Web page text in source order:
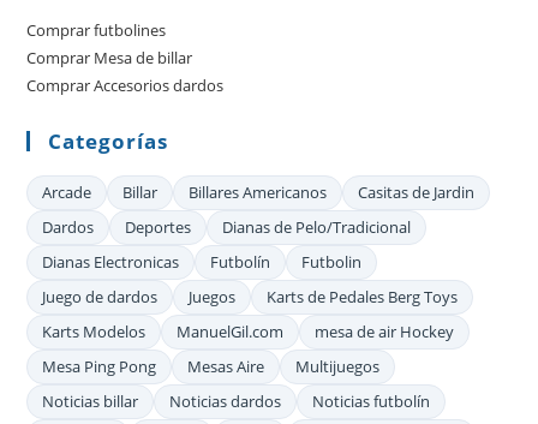
Comprar futbolines
Comprar Mesa de billar
Comprar Accesorios dardos
Categorías
Arcade Billar Billares Americanos
Casitas de Jardin
Dardos
Deportes
Dianas de Pelo/Tradicional
Dianas Electronicas
Futbolín
Futbolin
Juego de dardos
Juegos
Karts de Pedales Berg Toys
Karts Modelos
ManuelGil.com
mesa de air Hockey
Mesa Ping Pong
Mesas Aire
Multijuegos
Noticias billar
Noticias dardos
Noticias futbolín